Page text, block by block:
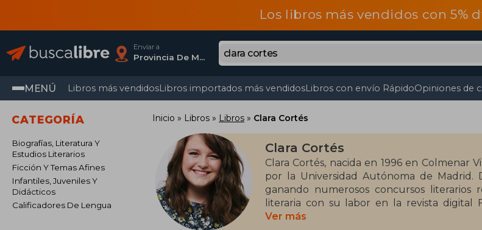
Los libros más vendidos con 5%
Enviar a
Provincia De Madrid
MENÚ Libros más vendidosLibros importados más vendidosLibros con envío RápidoOpiniones de
CATEGORÍA
Biografías, Literatura Y
Estudios Literarios
Ficción Y Temas Afines
Infantiles, Juveniles Y
Didácticos
Calificadores De Lengua
Inicio Libros Libros Clara Cortés
Clara Cortés
Clara Cortés, nacida en 1996 en Colmenar
por la Universidad Autónoma de
ganando numerosos concursos literarios
literaria con su labor en la revista digital
young-adult.
Ver más